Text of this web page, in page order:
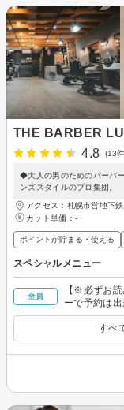
THE BARBER
4.8
(13
◆大人の男のためのバーバ
ンズスタイルのプロ集団。
アクセス：札幌市営地下
カット単価： -
ポイントが貯まる・使える
スペシャルメニュー
全員
【※必ずお
ーで予約は
すべ